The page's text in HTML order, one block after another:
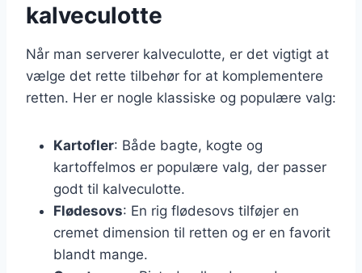
kalveculotte
Når man serverer kalveculotte, er det vigtigt at
vælge det rette tilbehør for at komplementere
retten. Her er nogle klassiske og populære valg:
Kartofler: Både bagte, kogte og
kartoffelmos er populære valg, der passer
godt til kalveculotte.
Flødesovs: En rig flødesovs tilføjer en
cremet dimension til retten og er en favorit
blandt mange.